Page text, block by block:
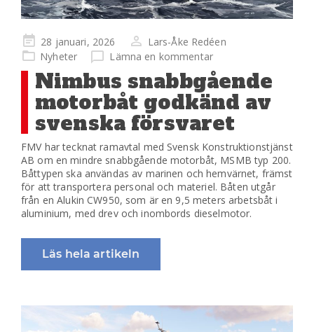
Publicerad
på
28 januari, 2026
Lars-Åke Redéen
Nyheter
Lämna en kommentar
Nimbus snabbgående
motorbåt godkänd av
svenska försvaret
FMV har tecknat ramavtal med Svensk Konstruktionstjänst
AB om en mindre snabbgående motorbåt, MSMB typ 200.
Båttypen ska användas av marinen och hemvärnet, främst
för att transportera personal och materiel. Båten utgår
från en Alukin CW950, som är en 9,5 meters arbetsbåt i
aluminium, med drev och inombords dieselmotor.
Läs hela artikeln